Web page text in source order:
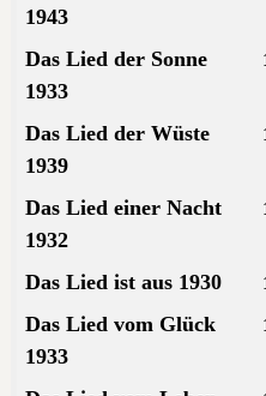
1943
Das Lied der Sonne
1933
Das Lied der Wüste
1939
Das Lied einer Nacht
1932
Das Lied ist aus 1930
Das Lied vom Glück
1933